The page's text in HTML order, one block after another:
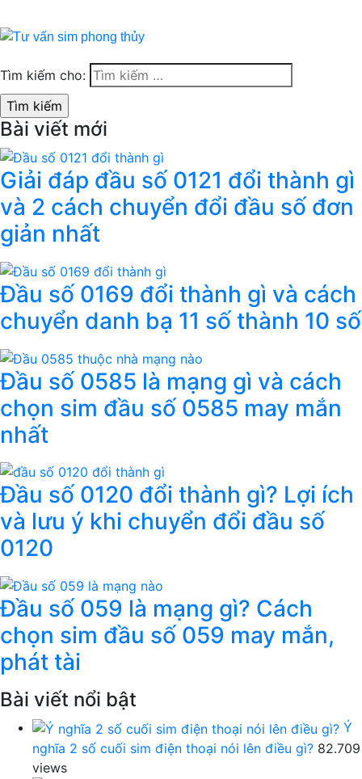
Tìm kiếm cho:
Bài viết mới
Giải đáp đầu số 0121 đổi thành gì
và 2 cách chuyển đổi đầu số đơn
giản nhất
Đầu số 0169 đổi thành gì và cách
chuyển danh bạ 11 số thành 10 số
Đầu số 0585 là mạng gì và cách
chọn sim đầu số 0585 may mắn
nhất
Đầu số 0120 đổi thành gì? Lợi ích
và lưu ý khi chuyển đổi đầu số
0120
Đầu số 059 là mạng gì? Cách
chọn sim đầu số 059 may mắn,
phát tài
Bài viết nổi bật
Ý
nghĩa 2 số cuối sim điện thoại nói lên điều gì? 82.709
views